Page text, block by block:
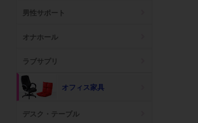
男性サポート
オナホール
ラブサプリ
オフィス家具
デスク・テーブル